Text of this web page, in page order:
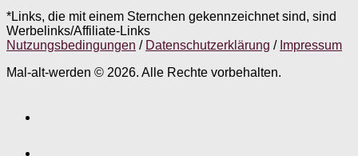
*Links, die mit einem Sternchen gekennzeichnet sind, sind
Werbelinks/Affiliate-Links
Nutzungsbedingungen / Datenschutzerklärung / Impressum
Mal-alt-werden © 2026. Alle Rechte vorbehalten.